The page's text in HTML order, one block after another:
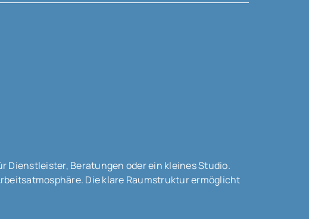
Dienstleister, Beratungen oder ein kleines Studio.
Die klare Raumstruktur ermöglicht